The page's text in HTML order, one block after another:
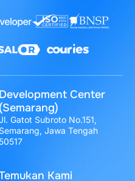
Development Center
(Semarang)
Gatot Subroto No.151,
Semarang, Jawa Tengah
50517
Kami